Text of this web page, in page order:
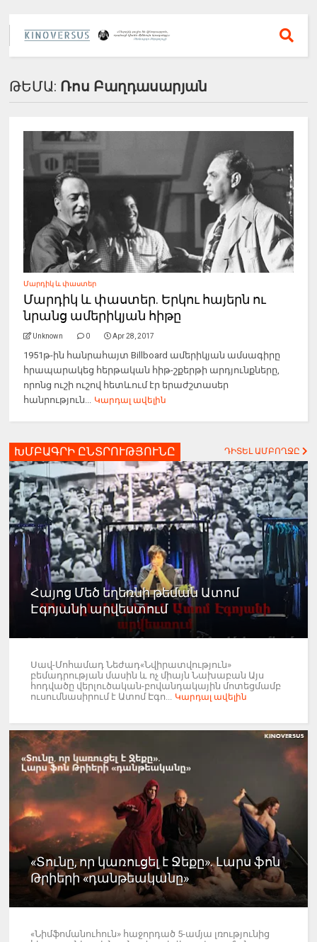
ԹԵՄԱ: Ռոս Բաղդասարյան
Մարդիկ և փաստեր
Մարդիկ և փաստեր. Երկու հայերն ու
նրանց ամերիկյան հիթը
Unknown 0 Apr 28, 2017
1951թ-ին հանրահայտ Billboard ամերիկյան ամսագիրը
հրապարակեց հերթական հիթ-շքերթի արդյունքները,
որոնց ուշի ուշով հետևում էր երաժշտասեր
հանրություն... Կարդալ ավելին
ԽՄԲԱԳՐԻ ԸՆՏՐՈՒԹՅՈՒՆԸ ԴԻՏԵԼ ԱՄԲՈՂՋԸ
Հայոց Մեծ եղեռնի թեման Ատոմ
Էգոյանի արվեստում
Սավ-Մոհամադ Նեժադ«Նվիրատվություն»
բեմադրության մասին և ոչ միայն Նախաբան Այս
հոդվածը վերլուծական-բովանդակային մոտեցմամբ
ուսումնասիրում է Ատոմ Էգո... Կարդալ ավելին
«Տունը, որ կառուցել է Ջեքը». Լարս ֆոն
Թրիերի «դանթեականը»
«Նիմֆոմանուհուն» հաջորդած 5-ամյա լռությունից